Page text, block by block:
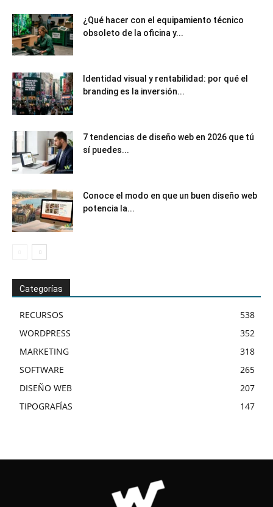
¿Qué hacer con el equipamiento técnico
obsoleto de la oficina y...
Identidad visual y rentabilidad: por qué el
branding es la inversión...
7 tendencias de diseño web en 2026 que tú
sí puedes...
Conoce el modo en que un buen diseño web
potencia la...
Categorías
RECURSOS
538
WORDPRESS
352
MARKETING
318
SOFTWARE
265
DISEÑO WEB
207
TIPOGRAFÍAS
147